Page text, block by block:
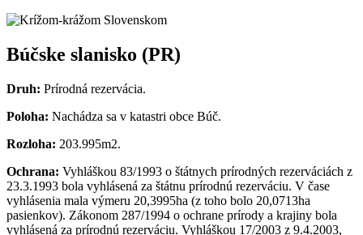
Búčske slanisko (PR)
Druh: Prírodná rezervácia.
Poloha: Nachádza sa v katastri obce Búč.
Rozloha: 203.995m2.
Ochrana: Vyhláškou 83/1993 o štátnych prírodných rezerváciách z
23.3.1993 bola vyhlásená za štátnu prírodnú rezerváciu. V čase
vyhlásenia mala výmeru 20,3995ha (z toho bolo 20,0713ha
pasienkov). Zákonom 287/1994 o ochrane prírody a krajiny bola
vyhlásená za prírodnú rezerváciu. Vyhláškou 17/2003 z 9.4.2003,